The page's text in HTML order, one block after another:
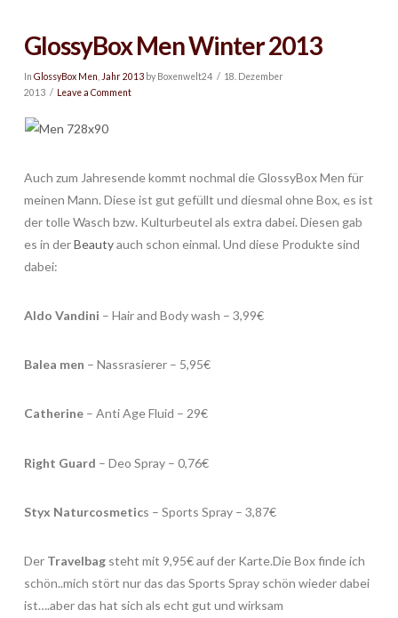
GlossyBox Men Winter 2013
In GlossyBox Men Jahr 2013by Boxenwelt24
18. Dezember
2013
Leave a Comment
Auch zum Jahresende kommt nochmal die GlossyBox Men für
meinen Mann. Diese ist gut gefüllt und diesmal ohne Box, es ist
der tolle Wasch bzw. Kulturbeutel als extra dabei. Diesen gab
es in derBeautyauch schon einmal. Und diese Produkte sind
dabei:
Aldo Vandini – Hair and Body wash – 3,99€
Balea men – Nassrasierer – 5,95€
Catherine– Anti Age Fluid – 29€
Right Guard – Deo Spray – 0,76€
Styx Naturcosmetics – Sports Spray – 3,87€
Der Travelbagsteht mit 9,95€ auf der Karte.Die Box finde ich
schön..mich stört nur das das Sports Spray schön wieder dabei
ist….aber das hat sich als echt gut und wirksam